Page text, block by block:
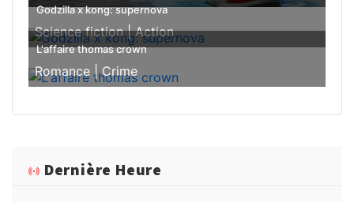
Godzilla x kong: supernova
Science fiction |Action
L'affaire thomas crown
Romance |Crime
Dernière Heure